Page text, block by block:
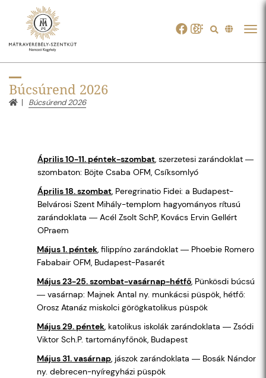
Búcsúrend 2026
Búcsúrend 2026
Április 10-11. péntek-szombat, szerzetesi zarándoklat ―
szombaton: Böjte Csaba OFM, Csíksomlyó
Április 18. szombat, Peregrinatio Fidei: a Budapest-
Belvárosi Szent Mihály-templom hagyományos rítusú
zarándoklata ― Acél Zsolt SchP, Kovács Ervin Gellért
OPraem
Május 1. péntek, filippíno zarándoklat ― Phoebie Romero
Fababair OFM, Budapest-Pasarét
Május 23-25. szombat-vasárnap-hétfő, Pünkösdi búcsú
― vasárnap: Majnek Antal ny. munkácsi püspök, hétfő:
Orosz Atanáz miskolci görögkatolikus püspök
Május 29. péntek, katolikus iskolák zarándoklata ― Zsódi
Viktor Sch.P. tartományfőnök, Budapest
Május 31. vasárnap, jászok zarándoklata ― Bosák Nándor
ny. debrecen-nyíregyházi püspök